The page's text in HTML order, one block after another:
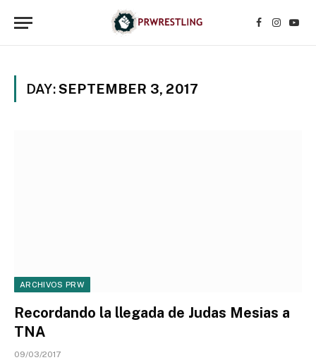
Facebook
DAY:SEPTEMBER 3, 2017
ARCHIVOS PRW
Recordando la llegada de Judas Mesias a
TNA
09/03/2017